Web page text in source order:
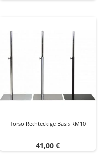
Torso Rechteckige Basis RM10
Preis
41,00 €